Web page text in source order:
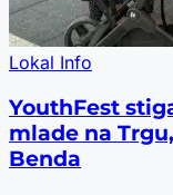
Lokal Info
YouthFest
mlade na
Benda